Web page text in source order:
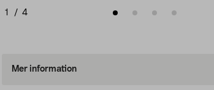
1 / 4
Mer information